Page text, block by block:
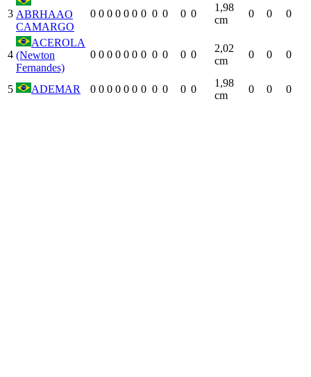
3 ABRHAAO
CAMARGO
0 0 0 0 0 0 0 0 0 0 0
1,98
cm
0 0 0
4
ACEROLA
(Newton
Fernandes)
0 0 0 0 0 0 0 0 0 0 0
2,02
cm
0 0 0
5 ADEMAR 0 0 0 0 0 0 0 0 0 0 0
1,98
cm
0 0 0